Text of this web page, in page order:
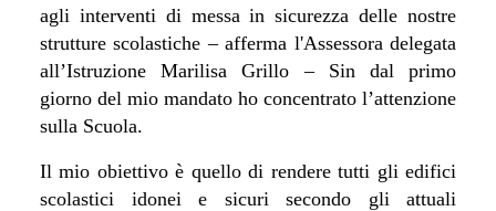
agli interventi di messa in sicurezza delle nostre
strutture scolastiche – afferma l'Assessora delegata
all’Istruzione Marilisa Grillo – Sin dal primo
giorno del mio mandato ho concentrato l’attenzione
sulla Scuola.
Il mio obiettivo è quello di rendere tutti gli edifici
scolastici idonei e sicuri secondo gli attuali